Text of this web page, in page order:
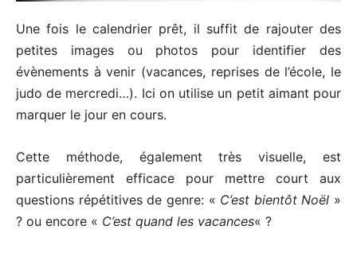
Une fois le calendrier prêt, il suffit de rajouter des
petites images ou photos pour identifier des
évènements à venir (vacances, reprises de l’école, le
judo de mercredi…). Ici on utilise un petit aimant pour
marquer le jour en cours.
Cette méthode, également très visuelle, est
particulièrement efficace pour mettre court aux
questions répétitives de genre: « C’est bientôt Noël »
? ou encore « C’est quand les vacances« ?